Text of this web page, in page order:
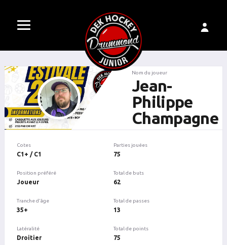
Nom du joueur
Jean-
Philippe
Champagne
Cotes
C1+ / C1
Position préféré
Joueur
Tranche d'âge
35+
Latéralité
Droitier
Parties jouées
75
Total de buts
62
Total de passes
13
Total de points
75